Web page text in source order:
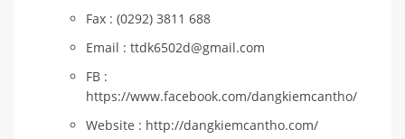
Fax : (0292) 3811 688
Email : ttdk6502d@gmail.com
FB :
https://www.facebook.com/dangkiemcantho/
Website : http://dangkiemcantho.com/